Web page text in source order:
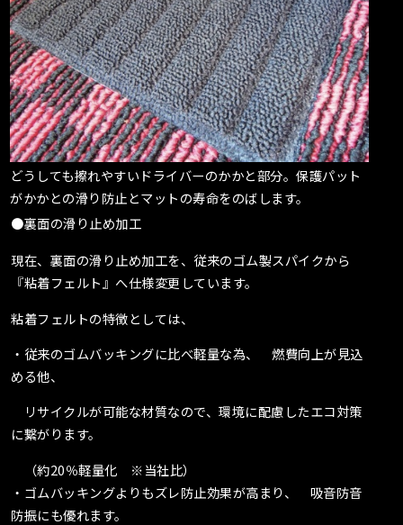
どうしても擦れやすいドライバーのかかと部分。保護パット
がかかとの滑り防止とマットの寿命をのばします。
●裏面の滑り止め加工
現在、裏面の滑り止め加工を、従来のゴム製スパイクから
『粘着フェルト』へ仕様変更しています。
粘着フェルトの特徴としては、
・従来のゴムバッキングに比べ軽量な為、 燃費向上が見込
める他、
リサイクルが可能な材質なので、環境に配慮したエコ対策
に繋がります。
（約20％軽量化 ※当社比）
・ゴムバッキングよりもズレ防止効果が高まり、 吸音防音
防振にも優れます。